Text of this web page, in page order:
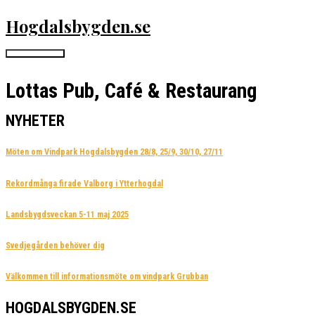
till
innehåll
Hogdalsbygden.se
Huvudmeny
Lottas Pub, Café & Restaurang
NYHETER
Möten om Vindpark Hogdalsbygden 28/8, 25/9, 30/10, 27/11
Rekordmånga firade Valborg i Ytterhogdal
Landsbygdsveckan 5-11 maj 2025
Svedjegården behöver dig
Välkommen till informationsmöte om vindpark Grubban
HOGDALSBYGDEN.SE